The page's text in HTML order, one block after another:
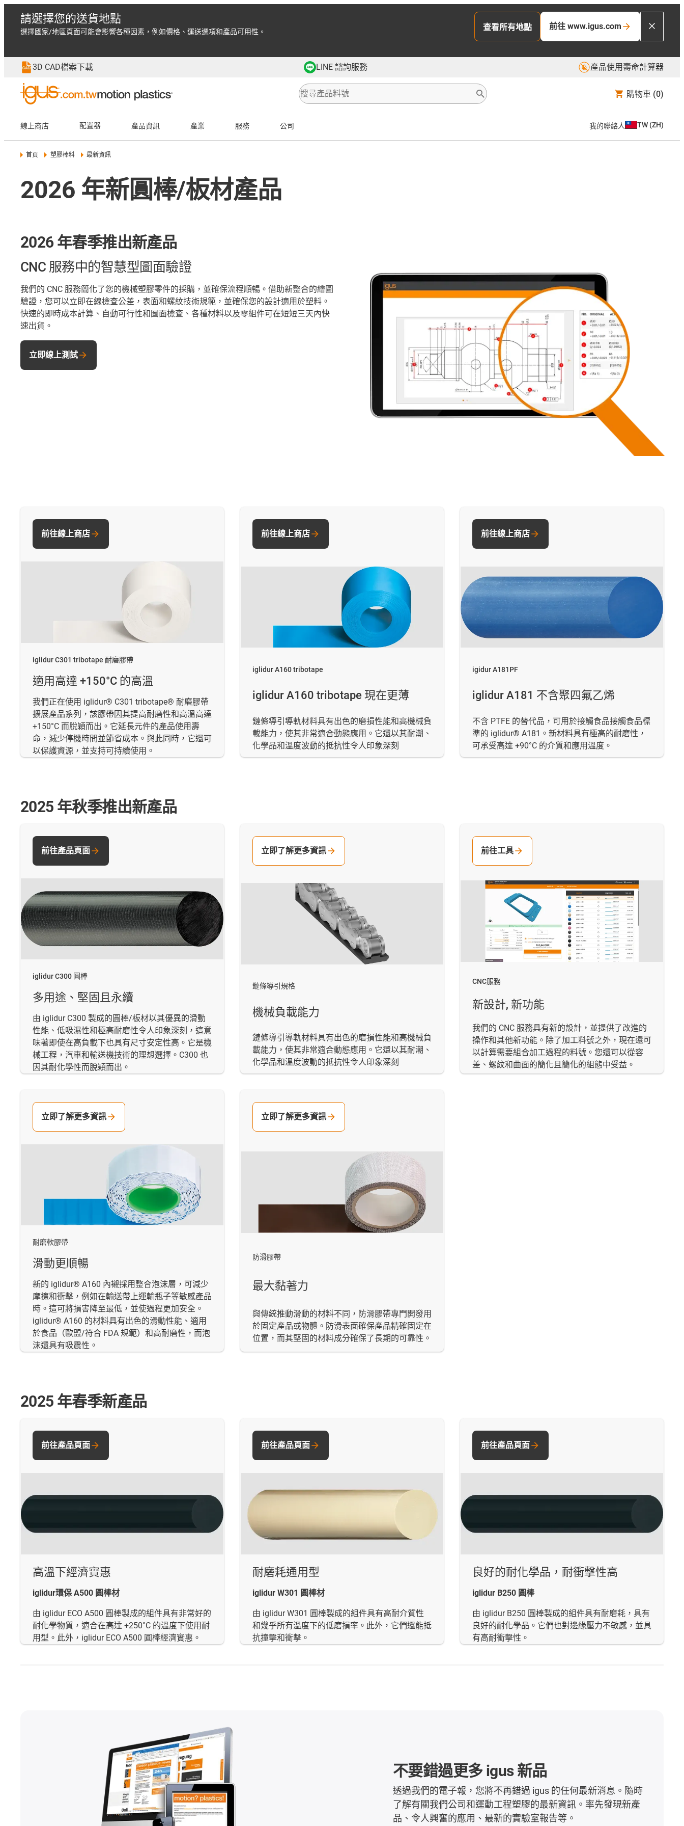
請選擇您的送貨地點
選擇國家/地區頁面可能會影響各種因素，例如價格、運送選項和產品可用性。 查看所有地點 前往 www.igus.com
3D CAD檔案下載 LINE 諮詢服務 產品使用壽命計算器
購物車 (0)
線上商店 配置器 產品資訊 產業 服務 公司 我的聯絡人 TW (ZH)
首頁 塑膠棒料 最新資訊
2026 年新圓棒/板材產品
2026 年春季推出新產品
CNC 服務中的智慧型圖面驗證
我們的 CNC 服務簡化了您的機械塑膠零件的採購，並確保流程順暢。借助新整合的繪圖
驗證，您可以立即在線檢查公差，表面和螺紋技術規範，並確保您的設計適用於塑料。
快速的即時成本計算、自動可行性和圖面檢查、各種材料以及零組件可在短短三天內快
速出貨。
立即線上測試
iglidur C301 tribotape 耐磨膠帶
適用高達 +150°C 的高溫
我們正在使用 iglidur® C301 tribotape® 耐磨膠帶
擴展產品系列，該膠帶因其提高耐磨性和高溫高達
+150°C 而脫穎而出。它延長元件的產品使用壽
命，減少停機時間並節省成本。與此同時，它還可
以保護資源，並支持可持續使用。
前往線上商店
iglidur A160 tribotape
iglidur A160 tribotape 現在更薄
鏈條導引導軌材料具有出色的磨損性能和高機械負
載能力，使其非常適合動態應用。它還以其耐潮、
化學品和溫度波動的抵抗性令人印象深刻
前往線上商店
igidur A181PF
iglidur A181 不含聚四氟乙烯
不含 PTFE 的替代品，可用於接觸食品接觸食品標
準的 iglidur® A181。新材料具有極高的耐磨性，
可承受高達 +90°C 的介質和應用溫度。
前往線上商店
2025 年秋季推出新產品
iglidur C300 圓棒
多用途、堅固且永續
由 iglidur C300 製成的圓棒/板材以其優異的滑動
性能、低吸濕性和極高耐磨性令人印象深刻，這意
味著即使在高負載下也具有尺寸安定性高。它是機
械工程，汽車和輸送機技術的理想選擇。C300 也
因其耐化學性而脫穎而出。
前往產品頁面
鏈條導引規格
機械負載能力
鏈條導引導軌材料具有出色的磨損性能和高機械負
載能力，使其非常適合動態應用。它還以其耐潮、
化學品和溫度波動的抵抗性令人印象深刻
立即了解更多資訊
CNC服務
新設計, 新功能
我們的 CNC 服務具有新的設計，並提供了改進的
操作和其他新功能。除了加工料號之外，現在還可
以計算需要組合加工過程的料號。您還可以從容
差、螺紋和曲面的簡化且簡化的組態中受益。
前往工具
耐磨軟膠帶
滑動更順暢
新的 iglidur® A160 內襯採用整合泡沫層，可減少
摩擦和衝擊，例如在輸送帶上運輸瓶子等敏感產品
時。這可將損害降至最低，並使過程更加安全。
iglidur® A160 的材料具有出色的滑動性能、適用
於食品（歐盟/符合 FDA 規範）和高耐磨性，而泡
沫還具有吸震性。
立即了解更多資訊
防滑膠帶
最大黏著力
與傳統推動滑動的材料不同，防滑膠帶專門開發用
於固定產品或物體。防滑表面確保產品精確固定在
位置，而其堅固的材料成分確保了長期的可靠性。
立即了解更多資訊
2025 年春季新產品
高溫下經濟實惠
iglidur環保 A500 圓棒材
由 iglidur ECO A500 圓棒製成的組件具有非常好的
耐化學物質，適合在高達 +250°C 的溫度下使用耐
用型。此外，iglidur ECO A500 圓棒經濟實惠。
前往產品頁面
耐磨耗通用型
iglidur W301 圓棒材
由 iglidur W301 圓棒製成的組件具有高耐介質性
和幾乎所有溫度下的低磨損率。此外，它們還能抵
抗撞擊和衝擊。
前往產品頁面
良好的耐化學品，耐衝擊性高
iglidur B250 圓棒
由 iglidur B250 圓棒製成的組件具有耐磨耗，具有
良好的耐化學品。它們也對邊緣壓力不敏感，並具
有高耐衝擊性。
前往產品頁面
不要錯過更多 igus 新品
透過我們的電子報，您將不再錯過 igus 的任何最新消息。隨時
了解有關我們公司和運動工程塑膠的最新資訊。率先發現新產
品、令人興奮的應用、最新的實驗室報告等。